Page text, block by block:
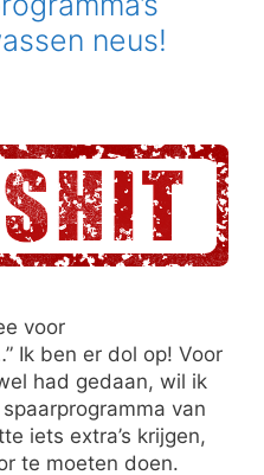
neus!
voor
Ik ben er dol op! Voor
had gedaan, wil ik
van
iets extra’s krijgen,
te moeten doen.